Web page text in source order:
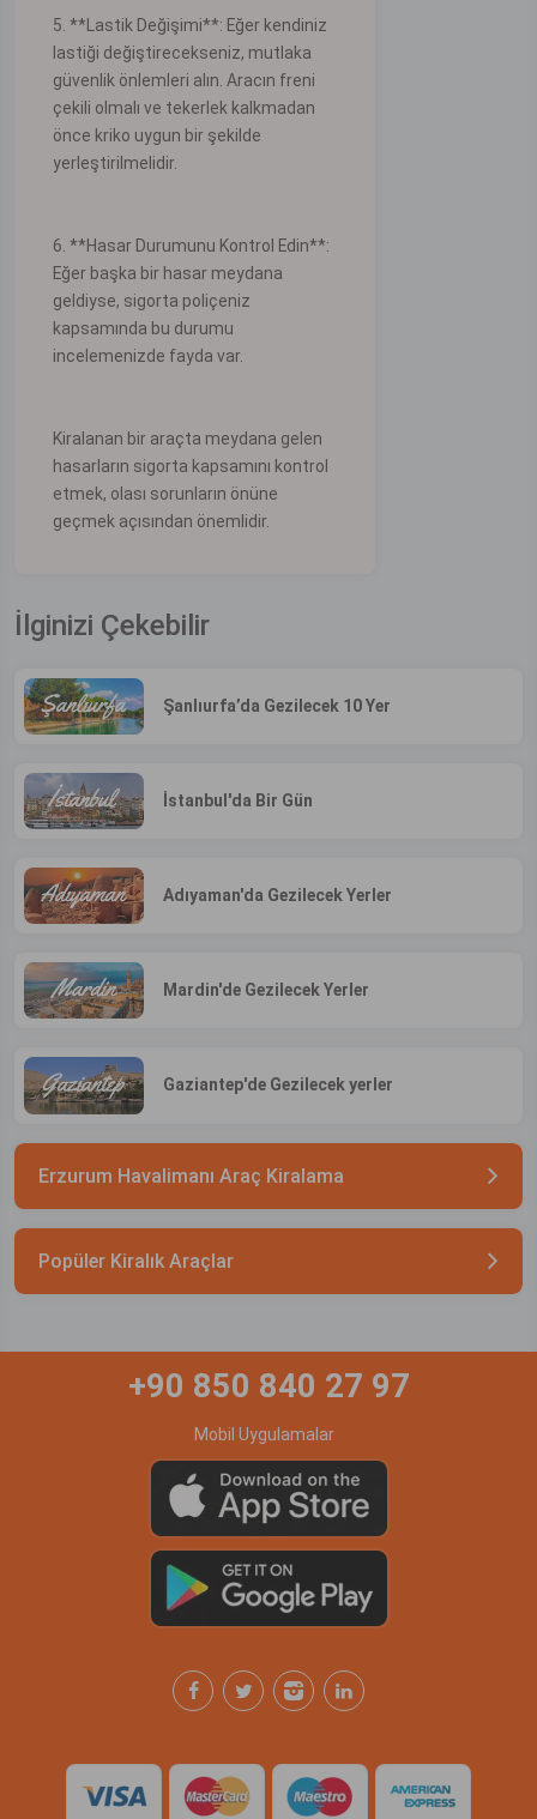
5. **Lastik Değişimi**: Eğer kendiniz
lastiği değiştirecekseniz, mutlaka
güvenlik önlemleri alın. Aracın freni
çekili olmalı ve tekerlek kalkmadan
önce kriko uygun bir şekilde
yerleştirilmelidir.
6. **Hasar Durumunu Kontrol Edin**:
Eğer başka bir hasar meydana
geldiyse, sigorta poliçeniz
kapsamında bu durumu
incelemenizde fayda var.
Kiralanan bir araçta meydana gelen
hasarların sigorta kapsamını kontrol
etmek, olası sorunların önüne
geçmek açısından önemlidir.
İlginizi Çekebilir
Şanlıurfa’da Gezilecek 10 Yer
İstanbul'da Bir Gün
Adıyaman'da Gezilecek Yerler
Mardin'de Gezilecek Yerler
Gaziantep'de Gezilecek yerler
Erzurum Havalimanı Araç Kiralama
Popüler Kiralık Araçlar
+90 850 840 27 97
Mobil Uygulamalar